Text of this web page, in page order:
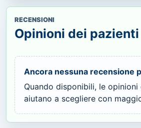
RECENSIONI
Opinioni dei pazienti
Ancora nessuna recensione
Quando disponibili, le opinioni
aiutano a scegliere con